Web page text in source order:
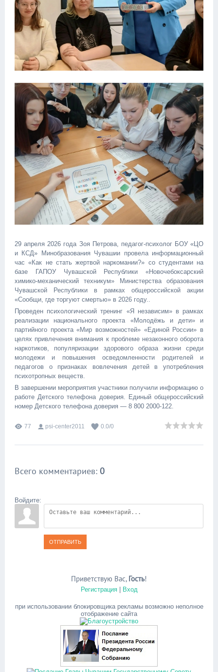
29 апреля 2026 года Зоя Петрова, педагог-психолог БОУ «ЦО
и КСД» Минобразования Чувашии провела информационный
час «Как не стать жертвой наркомании?» со студентами на
базе ГАПОУ Чувашской Республики «Новочебоксарский
химико-механический техникум» Министерства образования
Чувашской Республики в рамках общероссийской акции
«Сообщи, где торгуют смертью» в 2026 году..
Проведен психологический тренинг «Я независим» в рамках
реализации национального проекта «Молодёжь и дети» и
партийного проекта «Мир возможностей» «Единой России» в
целях привлечения внимания к проблеме незаконного оборота
наркотиков, популяризации здорового образа жизни среди
молодежи и повышения осведомленности родителей и
педагогов о признаках вовлечения детей в употребления
психотропных веществ.
В завершении мероприятия участники получили информацию о
работе Детского телефона доверия. Единый общероссийский
номер Детского телефона доверия — 8 800 2000-122.
77 psi-center2011 0.0/0
Всего комментариев: 0
Войдите:
ОТПРАВИТЬ
Приветствую Вас, Гость!
Регистрация| Вход
при использовании блокировщика рекламы возможно неполное
отображение сайта